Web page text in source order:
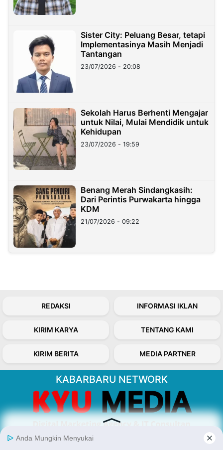
Sister City: Peluang Besar, tetapi
Implementasinya Masih Menjadi
Tantangan
23/07/2026 - 20:08
Sekolah Harus Berhenti Mengajar
untuk Nilai, Mulai Mendidik untuk
Kehidupan
23/07/2026 - 19:59
Benang Merah Sindangkasih:
Dari Perintis Purwakarta hingga
KDM
21/07/2026 - 09:22
REDAKSI INFORMASI IKLAN
KIRIM KARYA TENTANG KAMI
KIRIM BERITA MEDIA PARTNER
KABARBARU NETWORK
About Our Kabarbaru.co